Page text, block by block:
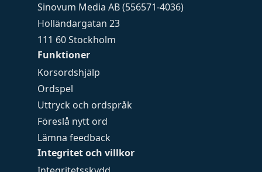
Funktioner
Korsordshjälp
Ordspel
Uttryck och ordspråk
Föreslå nytt ord
Lämna feedback
Integritet och villkor
Sinovum Media AB (556571-4036)
Holländargatan 23
111 60 Stockholm